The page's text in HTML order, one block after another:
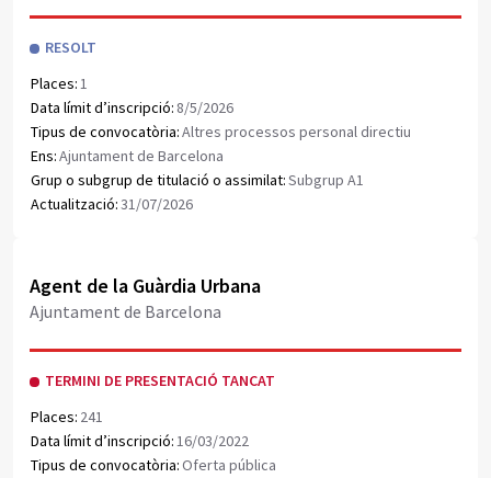
RESOLT
Places:1
Data límit d’inscripció: 8/5/2026
Tipus de convocatòria:Altres processos personal directiu
Ens:Ajuntament de Barcelona
Grup o subgrup de titulació o assimilat:Subgrup A1
Actualització:31/07/2026
Obrir document PDF
Agent de la Guàrdia Urbana
Ajuntament de Barcelona
TERMINI DE PRESENTACIÓ TANCAT
Places: 241
Data límit d’inscripció:16/03/2022
Tipus de convocatòria:Oferta pública